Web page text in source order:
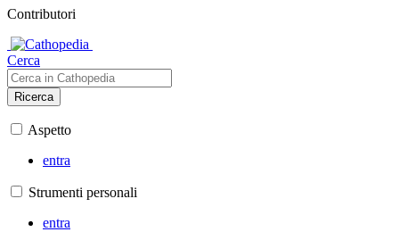
Contributori
Cerca
Ricerca
Aspetto
entra
Strumenti personali
entra